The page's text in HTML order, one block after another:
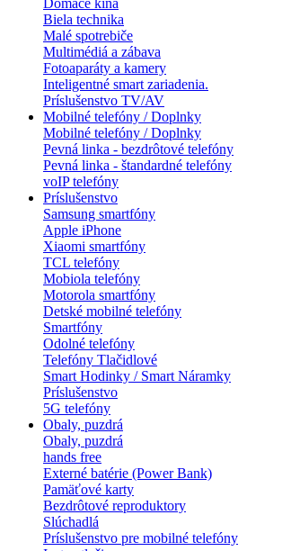
Domáce kiná
Biela technika
Malé spotrebiče
Multimédiá a zábava
Fotoaparáty a kamery
Inteligentné smart zariadenia.
Príslušenstvo TV/AV
Mobilné telefóny / Doplnky
Mobilné telefóny / Doplnky
Pevná linka - bezdrôtové telefóny
Pevná linka - štandardné telefóny
voIP telefóny
Príslušenstvo
Samsung smartfóny
Apple iPhone
Xiaomi smartfóny
TCL telefóny
Mobiola telefóny
Motorola smartfóny
Detské mobilné telefóny
Smartfóny
Odolné telefóny
Telefóny Tlačidlové
Smart Hodinky / Smart Náramky
Príslušenstvo
5G telefóny
Obaly, puzdrá
Obaly, puzdrá
hands free
Externé batérie (Power Bank)
Pamäťové karty
Bezdrôtové reproduktory
Slúchadlá
Príslušenstvo pre mobilné telefóny